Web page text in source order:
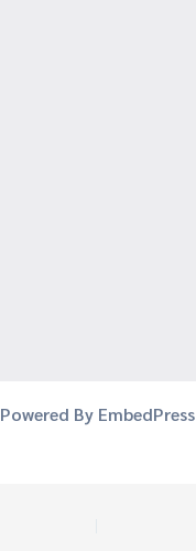
Powered By EmbedPress